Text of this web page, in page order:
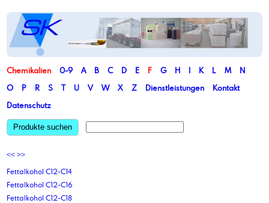
Chemikalien 0-9 A B C D E F G H I K L M
N
O
P R S T U V W X Z Dienstleistungen
Kontakt
Datenschutz
Produkte suchen
<< >>
Fettalkohol C12-C14
Fettalkohol C12-C16
Fettalkohol C12-C18